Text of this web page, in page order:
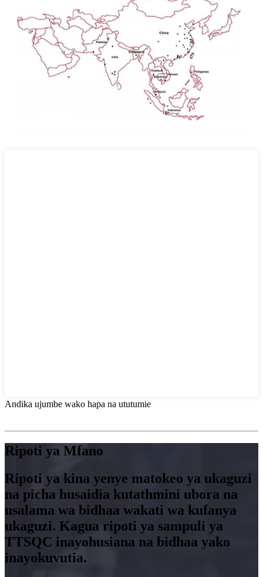
Andika ujumbe wako hapa na ututumie
Ripoti ya Mfano
Ripoti ya kina yenye matokeo ya ukaguzi
na picha husaidia kutathmini ubora na
usalama wa bidhaa wakati wa kufanya
ukaguzi. Kagua ripoti ya sampuli ya
TTSQC inayohusiana na bidhaa yako
inayokuvutia.